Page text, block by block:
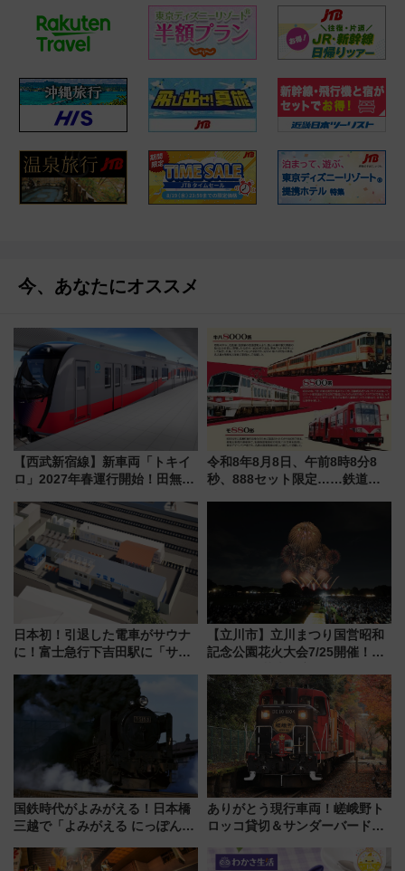
今、あなたにオススメ
【西武新宿線】新車両「トキイ
ロ」2027年春運行開始！田無・
「第2弾」も
令和8年8月8日、午前8時8分8
秒、888セット限定……鉄道各
日本初！引退した電車がサウナ
に！富士急行下吉田駅に「サ電
業 行き交う電車の音や振動を
感じながら「ととのう」新感覚
【立川市】立川まつり国営昭和
記念公園花火大会7/25開催！
混雑に要注意、その理由は
国鉄時代がよみがえる！日本橋
三越で「よみがえる にっぽんの
敬の名作写真も、駅弁フェスも
ありがとう現行車両！嵯峨野ト
ロッコ貸切＆サンダーバードレ
斉藤雪乃＆福原トシヒロと行